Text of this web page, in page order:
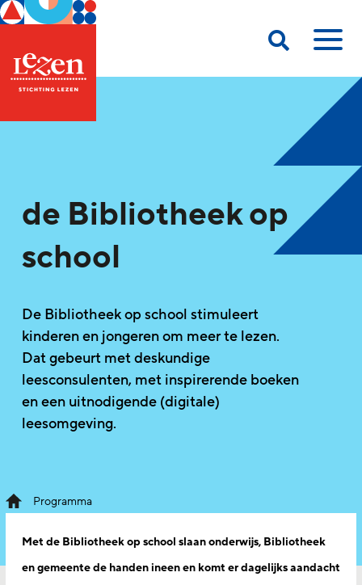
de Bibliotheek op
school
De Bibliotheek op school stimuleert
kinderen en jongeren om meer te lezen.
Dat gebeurt met deskundige
leesconsulenten, met inspirerende boeken
en een uitnodigende (digitale)
leesomgeving.
Programma
Met de Bibliotheek op school slaan onderwijs, Bibliotheek
en gemeente de handen ineen en komt er dagelijks aandacht